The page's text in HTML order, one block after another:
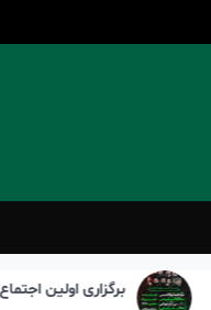
برگزاری اولین اجتماع امام حسنی ها